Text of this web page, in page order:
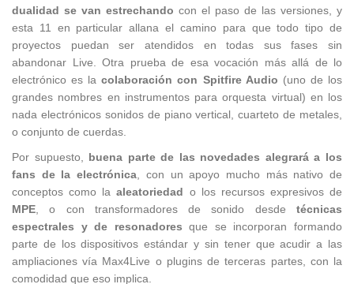
dualidad se van estrechando con el paso de las versiones, y
esta 11 en particular allana el camino para que todo tipo de
proyectos puedan ser atendidos en todas sus fases sin
abandonar Live. Otra prueba de esa vocación más allá de lo
electrónico es lacolaboración con Spitfire Audio (uno de los
grandes nombres en instrumentos para orquesta virtual) en los
nada electrónicos sonidos de piano vertical, cuarteto de metales,
o conjunto de cuerdas.
Por supuesto, buena parte de las novedades alegrará a los
fans de la electrónica , con un apoyo mucho más nativo de
conceptos como laaleatoriedad o los recursos expresivos de
MPE , o con transformadores de sonido desde técnicas
espectrales y de resonadores que se incorporan formando
parte de los dispositivos estándar y sin tener que acudir a las
ampliaciones vía Max4Live o plugins de terceras partes, con la
comodidad que eso implica.